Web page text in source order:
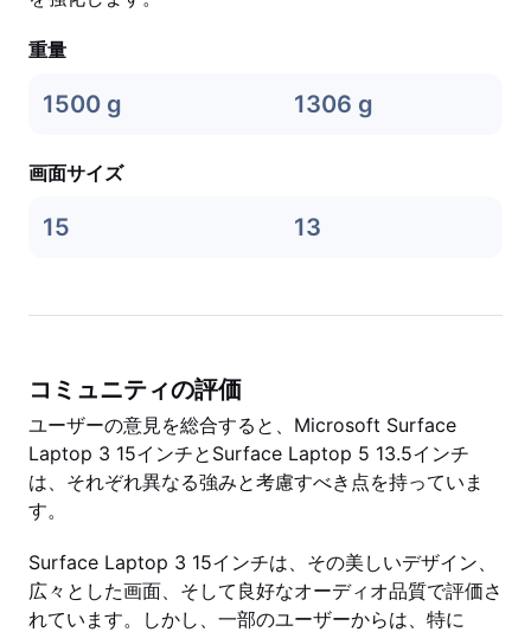
重量
1500 g 1306 g
画面サイズ
15 13
コミュニティの評価
ユーザーの意見を総合すると、Microsoft Surface
Laptop 3 15インチとSurface Laptop 5 13.5インチ
は、それぞれ異なる強みと考慮すべき点を持っていま
す。
Surface Laptop 3 15インチは、その美しいデザイン、
広々とした画面、そして良好なオーディオ品質で評価さ
れています。しかし、一部のユーザーからは、特に